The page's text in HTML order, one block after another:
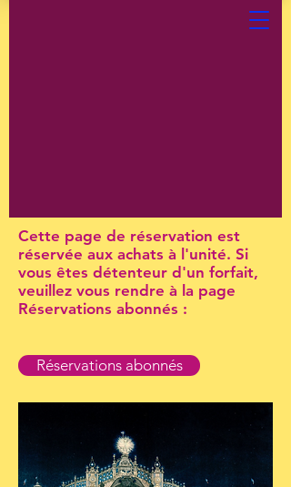
Cette page de réservation est
réservée aux achats à l'unité. Si
vous êtes détenteur d'un forfait,
veuillez vous rendre à la page
Réservations abonnés :
Réservations abonnés